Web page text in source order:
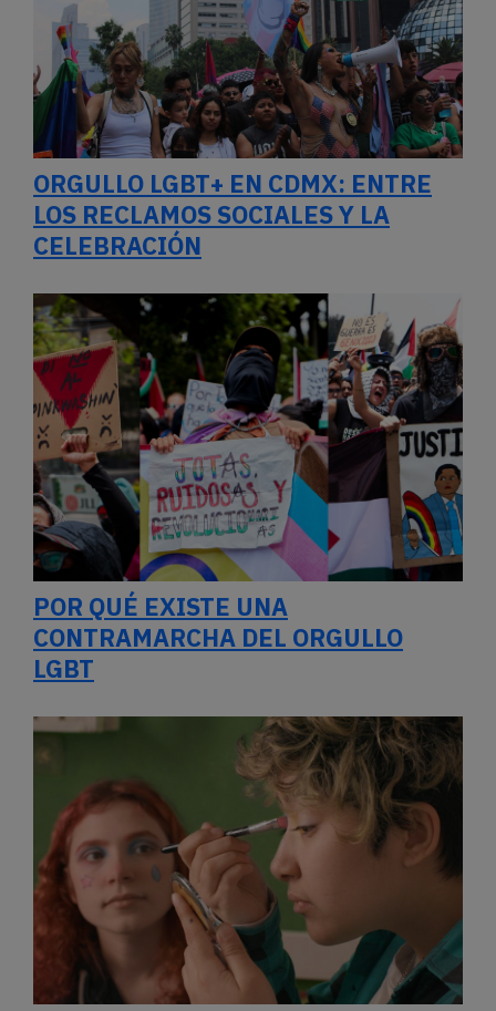
ORGULLO LGBT+ EN CDMX: ENTRE
LOS RECLAMOS SOCIALES Y LA
CELEBRACIÓN
POR QUÉ EXISTE UNA
CONTRAMARCHA DEL ORGULLO
LGBT